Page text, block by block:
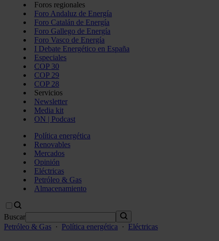
Foros regionales
Foro Andaluz de Energía
Foro Catalán de Energía
Foro Gallego de Energía
Foro Vasco de Energía
I Debate Energético en España
Especiales
COP 30
COP 29
COP 28
Servicios
Newsletter
Media kit
ON | Podcast
Política energética
Renovables
Mercados
Opinión
Eléctricas
Petróleo & Gas
Almacenamiento
Buscar
Petróleo & Gas · Política energética · Eléctricas